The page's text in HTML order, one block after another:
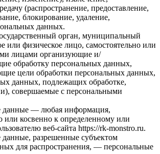
(распространение, предоставление,
блокирование, удаление,
данных.
орган, муниципальный
или физическое лицо, самостоятельно или
лицами организующие и/
обработку персональных данных,
цели обработки персональных данных,
данных, подлежащих обработке,
совершаемые с персональными
данные — любая информация,
или косвенно к определенному или
веб-сайта https://rk-monstro.ru.
разрешенные субъектом
для распространения, — персональные